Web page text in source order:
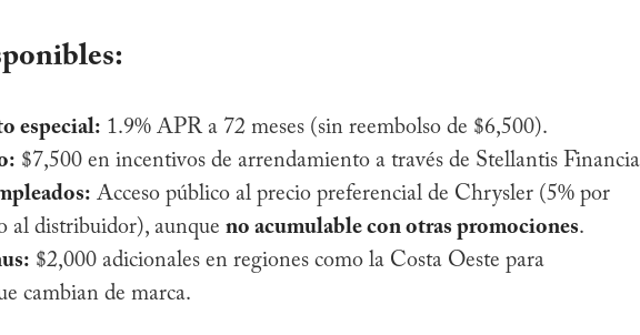
especial: 1.9% APR a 72 meses (sin reembolso de $6,500).
$7,500 en incentivos de arrendamiento a través de Stellantis
Acceso público al precio preferencial de Chrysler (5% por
al distribuidor), aunque no acumulable con otras promociones.
$2,000 adicionales en regiones como la Costa Oeste para
cambian de marca.